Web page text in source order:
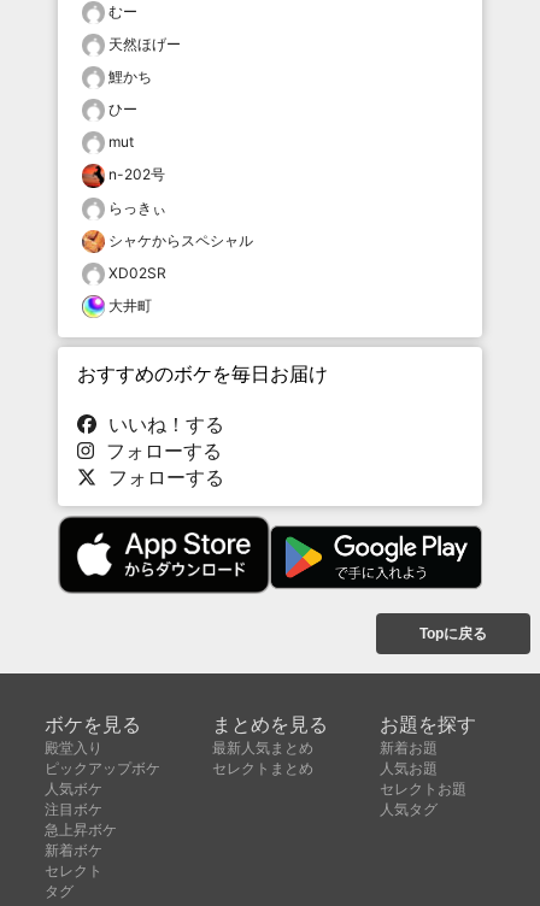
むー
天然ほげー
鯉かち
ひー
mut
n-202号
らっきぃ
シャケからスペシャル
XD02SR
大井町
おすすめのボケを毎日お届け
いいね！する
フォローする
フォローする
Topに戻る
ボケを見る
殿堂入り
ピックアップボケ
人気ボケ
注目ボケ
急上昇ボケ
新着ボケ
セレクト
タグ
まとめを見る
最新人気まとめ
セレクトまとめ
お題を探す
新着お題
人気お題
セレクトお題
人気タグ